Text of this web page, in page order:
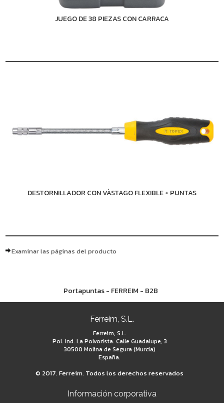
JUEGO DE 38 PIEZAS CON CARRACA
DESTORNILLADOR CON VÀSTAGO FLEXIBLE + PUNTAS
Examinar las páginas del producto
Portapuntas - FERREIM - B2B
Ferreim, S.L.
Ferreim, S.L.
Pol. Ind. La Polvorista. Calle Guadalupe, 3
30500 Molina de Segura (Murcia)
España.
© 2017. Ferreim. Todos los derechos reservados
Información corporativa